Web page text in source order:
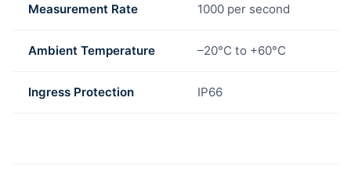
Measurement Rate 1000 per second
Ambient Temperature –20°C to +60°C
Ingress Protection IP66